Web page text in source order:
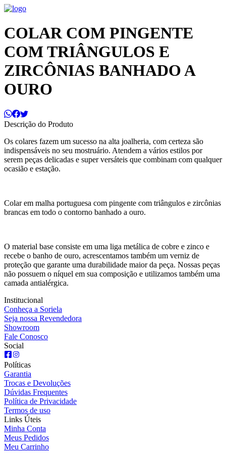
COLAR COM PINGENTE
COM TRIÂNGULOS E
ZIRCÔNIAS BANHADO A
OURO
Descrição do Produto
Os colares fazem um sucesso na alta joalheria, com certeza são
indispensáveis no seu mostruário. Atendem a vários estilos por
serem peças delicadas e super versáteis que combinam com qualquer
ocasião e estação.
Colar em malha portuguesa com pingente com triângulos e zircônias
brancas em todo o contorno banhado a ouro.
O material base consiste em uma liga metálica de cobre e zinco e
recebe o banho de ouro, acrescentamos também um verniz de
proteção que garante uma durabilidade maior da peça. Nossas peças
não possuem o níquel em sua composição e utilizamos também uma
camada antialérgica.
Institucional
Conheça a Soriela
Seja nossa Revendedora
Showroom
Fale Conosco
Social
Políticas
Garantia
Trocas e Devoluções
Dúvidas Frequentes
Política de Privacidade
Termos de uso
Links Úteis
Minha Conta
Meus Pedidos
Meu Carrinho